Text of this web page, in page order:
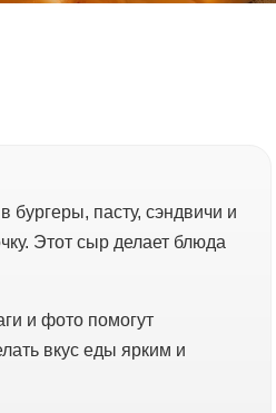
пасту, сэндвичи и
Этот сыр делает блюда
и фото помогут
вкус еды ярким и